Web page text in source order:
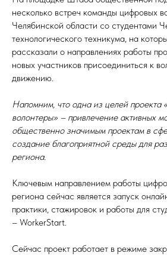
несколько встреч команды цифровых
Челябинской области со студентами
технологического техникума, на
рассказали о направлениях работы
новых участников присоединиться к
движению.
Напомним, что одна из целей проекта
волонтеры» – привлечение активных
общественно значимым проектам в
создание благоприятной среды для
региона.
Ключевым направлением работы
региона сейчас является запуск
практики, стажировок и работы для
– WorkerStart.
Сейчас проект работает в режиме